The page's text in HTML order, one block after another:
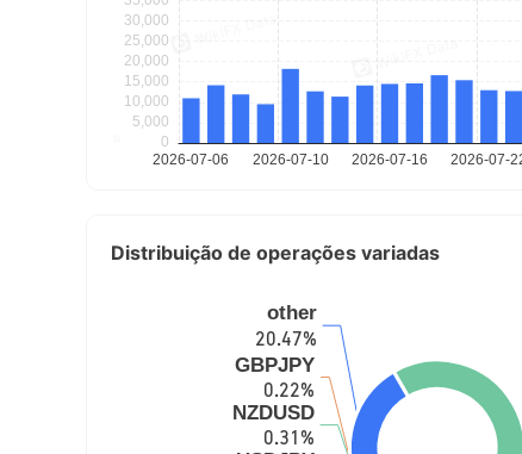
Distribuição de operações variadas